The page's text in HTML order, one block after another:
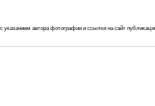
автора фотографии и ссылки на сайт